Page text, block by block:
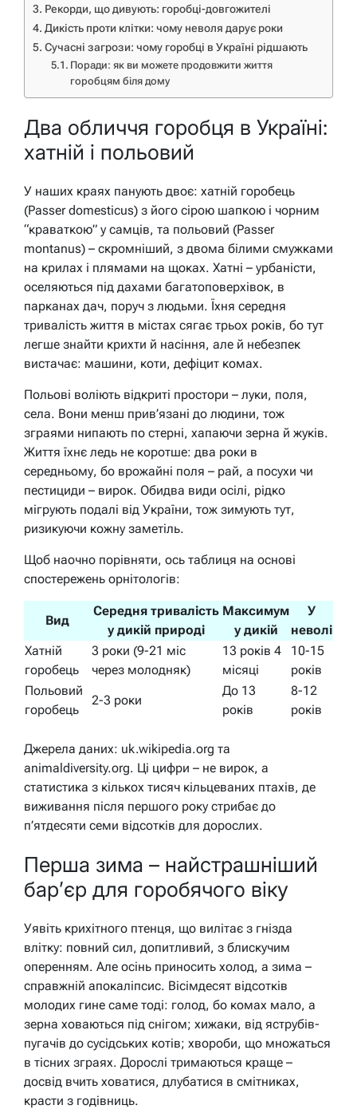
Рекорди, що дивують: горобці-довгожителі
Дикість проти клітки: чому неволя дарує роки
Сучасні загрози: чому горобці в Україні рідшають
Поради: як ви можете продовжити життя
горобцям біля дому
Два обличчя горобця в Україні:
хатній і польовий
У наших краях панують двоє: хатній горобець
(Passer domesticus) з його сірою шапкою і чорним
“краваткою” у самців, та польовий (Passer
montanus) – скромніший, з двома білими смужками
на крилах і плямами на щоках. Хатні – урбаністи,
оселяються під дахами багатоповерхівок, в
парканах дач, поруч з людьми. Їхня середня
тривалість життя в містах сягає трьох років, бо тут
легше знайти крихти й насіння, але й небезпек
вистачає: машини, коти, дефіцит комах.
Польові воліють відкриті простори – луки, поля,
села. Вони менш прив’язані до людини, тож
зграями нипають по стерні, хапаючи зерна й жуків.
Життя їхнє ледь не коротше: два роки в
середньому, бо врожайні поля – рай, а посухи чи
пестициди – вирок. Обидва види осілі, рідко
мігрують подалі від України, тож зимують тут,
ризикуючи кожну заметіль.
Щоб наочно порівняти, ось таблиця на основі
спостережень орнітологів:
Вид
Середня тривалість
у дикій природі
Максимум
у дикій
У
неволі
Хатній
горобець
3 роки (9-21 міс
через молодняк)
13 років 4
місяці
10-15
років
Польовий
горобець
2-3 роки
До 13
років
8-12
років
Джерела даних: uk.wikipedia.org та
animaldiversity.org. Ці цифри – не вирок, а
статистика з кількох тисяч кільцеваних птахів, де
виживання після першого року стрибає до
п’ятдесяти семи відсотків для дорослих.
Перша зима – найстрашніший
бар’єр для горобячого віку
Уявіть крихітного птенця, що вилітає з гнізда
влітку: повний сил, допитливий, з блискучим
оперенням. Але осінь приносить холод, а зима –
справжній апокаліпсис. Вісімдесят відсотків
молодих гине саме тоді: голод, бо комах мало, а
зерна ховаються під снігом; хижаки, від яструбів-
пугачів до сусідських котів; хвороби, що множаться
в тісних зграях. Дорослі тримаються краще –
досвід вчить ховатися, длубатися в смітниках,
красти з годівниць.